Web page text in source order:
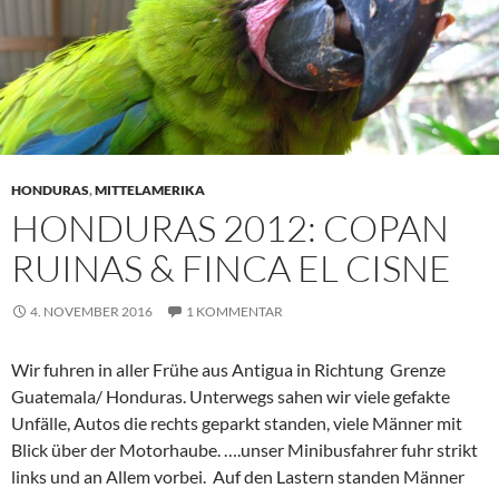
HONDURAS,MITTELAMERIKA
HONDURAS 2012: COPAN
RUINAS & FINCA EL CISNE
4. NOVEMBER 2016 1 KOMMENTAR
Wir fuhren in aller Frühe aus Antigua in Richtung Grenze
Guatemala/ Honduras. Unterwegs sahen wir viele gefakte
Unfälle, Autos die rechts geparkt standen, viele Männer mit
Blick über der Motorhaube. ….unser Minibusfahrer fuhr strikt
links und an Allem vorbei. Auf den Lastern standen Männer